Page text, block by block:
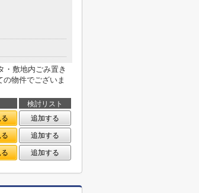
・敷地内ごみ置き
物件でございま
検討リスト
追加する
追加する
追加する